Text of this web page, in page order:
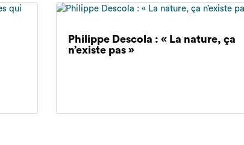
Philippe Descola : « La nature, ça
n’existe pas »